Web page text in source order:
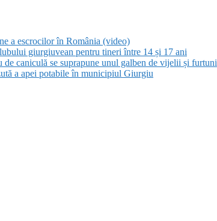
a escrocilor în România (video)
giurgiuvean pentru tineri între 14 și 17 ani
caniculă se suprapune unul galben de vijelii și furtuni
a apei potabile în municipiul Giurgiu